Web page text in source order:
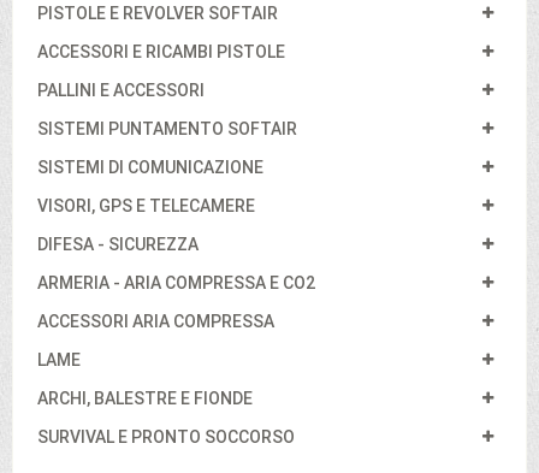
PISTOLE E REVOLVER SOFTAIR
ACCESSORI E RICAMBI PISTOLE
PALLINI E ACCESSORI
SISTEMI PUNTAMENTO SOFTAIR
SISTEMI DI COMUNICAZIONE
VISORI, GPS E TELECAMERE
DIFESA - SICUREZZA
ARMERIA - ARIA COMPRESSA E CO2
ACCESSORI ARIA COMPRESSA
LAME
ARCHI, BALESTRE E FIONDE
SURVIVAL E PRONTO SOCCORSO